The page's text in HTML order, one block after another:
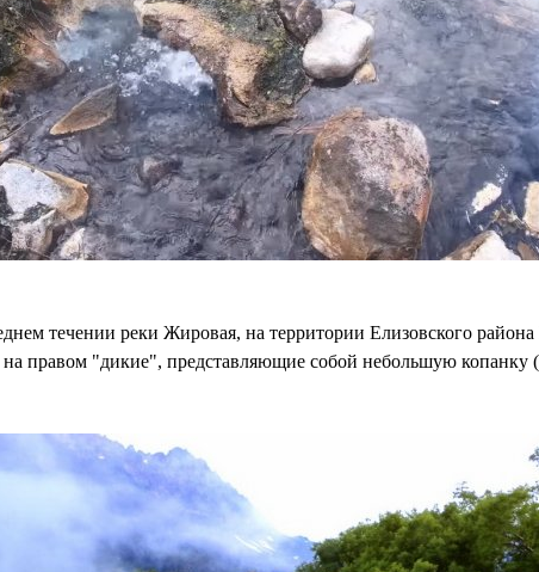
течении реки Жировая, на территории Елизовского
правом "дикие", представляющие собой небольшую копанку